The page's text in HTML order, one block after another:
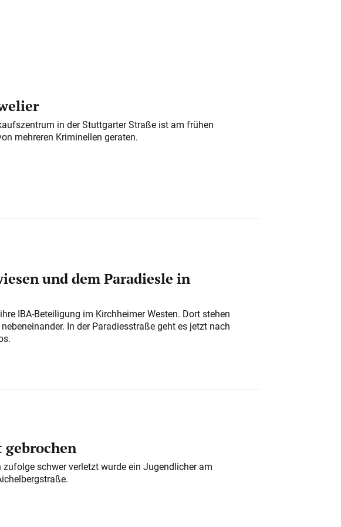
in der Stuttgarter Straße ist am frühen
mehreren Kriminellen geraten.
und dem Paradiesle in
IBA-Beteiligung im Kirchheimer Westen. Dort stehen
In der Paradiesstraße geht es jetzt nach
zufolge schwer verletzt wurde ein Jugendlicher am